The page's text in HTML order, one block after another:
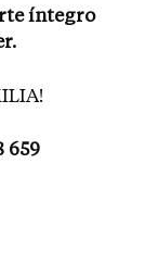
íntegro
659